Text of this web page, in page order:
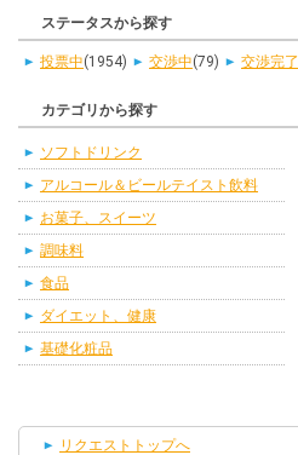
ステータスから探す
投票中(1954) 交渉中(79) 交渉完了
カテゴリから探す
ソフトドリンク
アルコール＆ビールテイスト飲料
お菓子、スイーツ
調味料
食品
ダイエット、健康
基礎化粧品
リクエストトップへ